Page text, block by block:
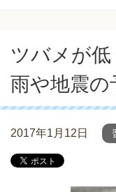
ツバメが低
雨や地震の
2017年1月12日